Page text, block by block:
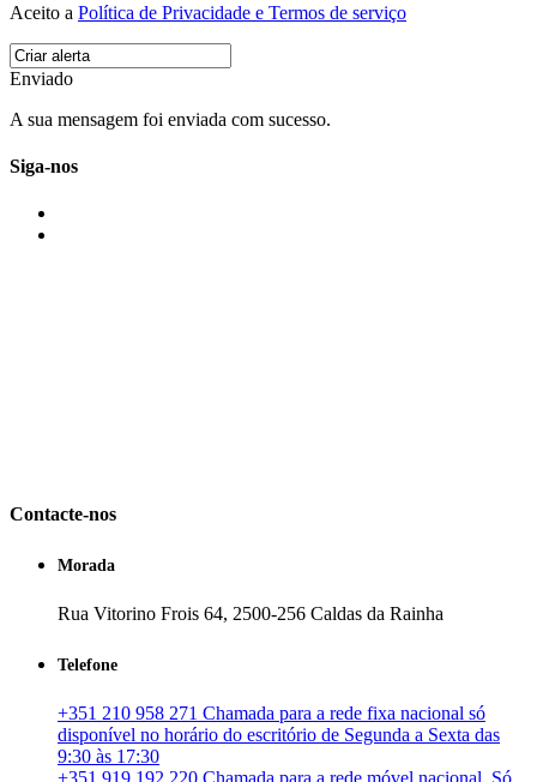
Aceito a Política de Privacidade e Termos de serviço
Enviado
A sua mensagem foi enviada com sucesso.
Siga-nos
Contacte-nos
Morada
Rua Vitorino Frois 64, 2500-256 Caldas da Rainha
Telefone
+351 210 958 271 Chamada para a rede fixa nacional só
disponível no horário do escritório de Segunda a Sexta das
9:30 às 17:30
+351 919 192 220 Chamada para a rede móvel nacional, Só